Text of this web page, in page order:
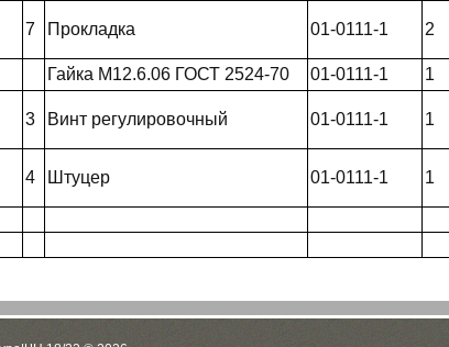
7 Прокладка 01-0111-1 2
Гайка М12.6.06 ГОСТ 2524-70 01-0111-1 1
3 Винт регулировочный 01-0111-1 1
4 Штуцер 01-0111-1 1